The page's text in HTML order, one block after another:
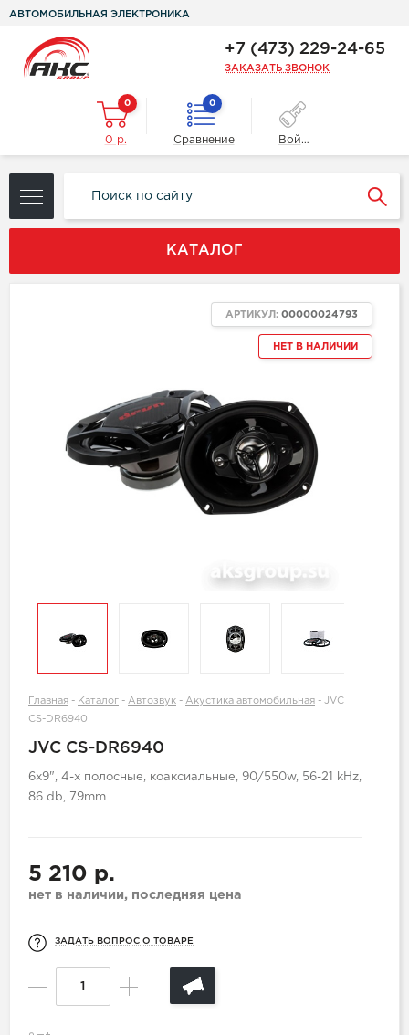
АВТОМОБИЛЬНАЯ ЭЛЕКТРОНИКА
+7 (473) 229-24-65
ЗАКАЗАТЬ ЗВОНОК
0
0 р.
0
Сравнение Войти
КАТАЛОГ
НЕТ В НАЛИЧИИ
АРТИКУЛ: 00000024793
Главная - Каталог - Автозвук - Акустика автомобильная - JVC
CS-DR6940
JVC CS-DR6940
6x9", 4-х полосные, коаксиальные, 90/550w, 56-21 kHz,
86 db, 79mm
5 210 р.
нет в наличии, последняя цена
ЗАДАТЬ ВОПРОС О ТОВАРЕ